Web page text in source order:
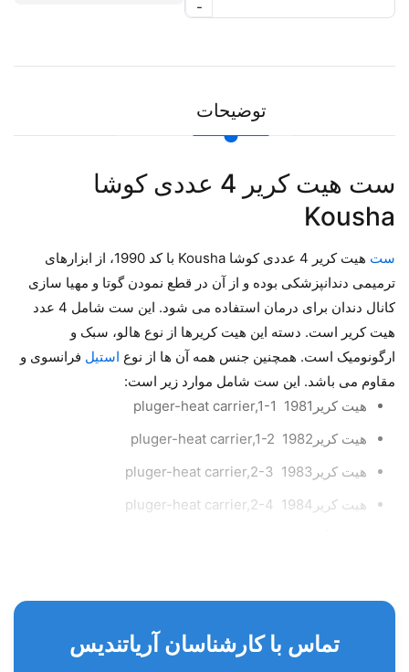
-
توضیحات
ست هیت کریر 4 عددی کوشا
Kousha
ست
هیت کریر 4 عددی کوشا Kousha با کد 1990، از ابزارهای
ترمیمی دندانپزشکی بوده و از آن در قطع نمودن گوتا و مهیا سازی
کانال دندان برای درمان استفاده می شود. این ست شامل 4 عدد
هیت کریر است. دسته این هیت کریرها از نوع هالو، سبک و
ارگونومیک است. همچنین جنس همه آن ها از نوع استیل فرانسوی و
مقاوم می باشد. این ست شامل موارد زیر است:
هیت کریرpluger-heat carrier,1-1 1981
هیت کریر1982 pluger-heat carrier,1-2
هیت کریر1983 pluger-heat carrier,2-3
هیت کریر1984 pluger-heat carrier,2-4
برند: کوشا
تماس با کارشناسان آریاتندیس